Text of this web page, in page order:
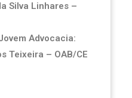
Silva Linhares –
Advocacia:
Teixeira – OAB/CE